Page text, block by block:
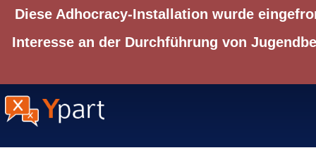
Diese Adhocracy-Installation wurde
Interesse an der Durchführung von